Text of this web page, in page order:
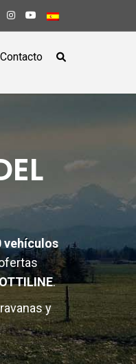
Contacto
vehículos
.
y